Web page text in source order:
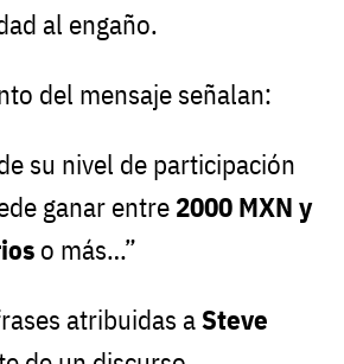
al engaño.
del mensaje señalan:
su nivel de participación
ganar entre 2000 MXN y
o más…”
atribuidas aSteve